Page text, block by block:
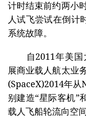
计时结束前约两小
人试飞尝试在倒计
系统故障。
自2011年美国
展商业载人航太业
(SpaceX)2014年从
别建造“星际客机”
载人飞船轮流向空